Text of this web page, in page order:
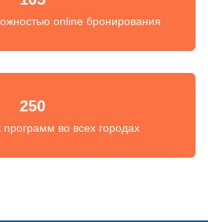
online бронирования
250
программ во всех городах